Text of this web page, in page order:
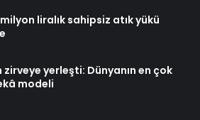
liralık sahipsiz atık yükü
zirveye yerleşti: Dünyanın en çok
modeli